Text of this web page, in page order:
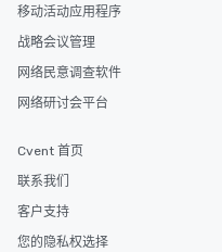
移动活动应用程序
战略会议管理
网络民意调查软件
网络研讨会平台
Cvent 首页
联系我们
客户支持
您的隐私权选择